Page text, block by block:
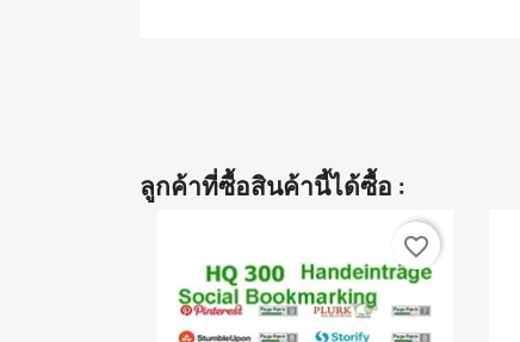
ลูกค้าที่ซื้อสินค้านี้ได้ซื้อ :
favorite_border